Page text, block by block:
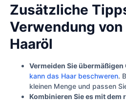
Zusätzliche
Verwendung von
Haaröl
Vermeiden Sie übermäßigen
kann das Haar beschweren.
kleinen Menge und passen
Kombinieren Sie es mit dem